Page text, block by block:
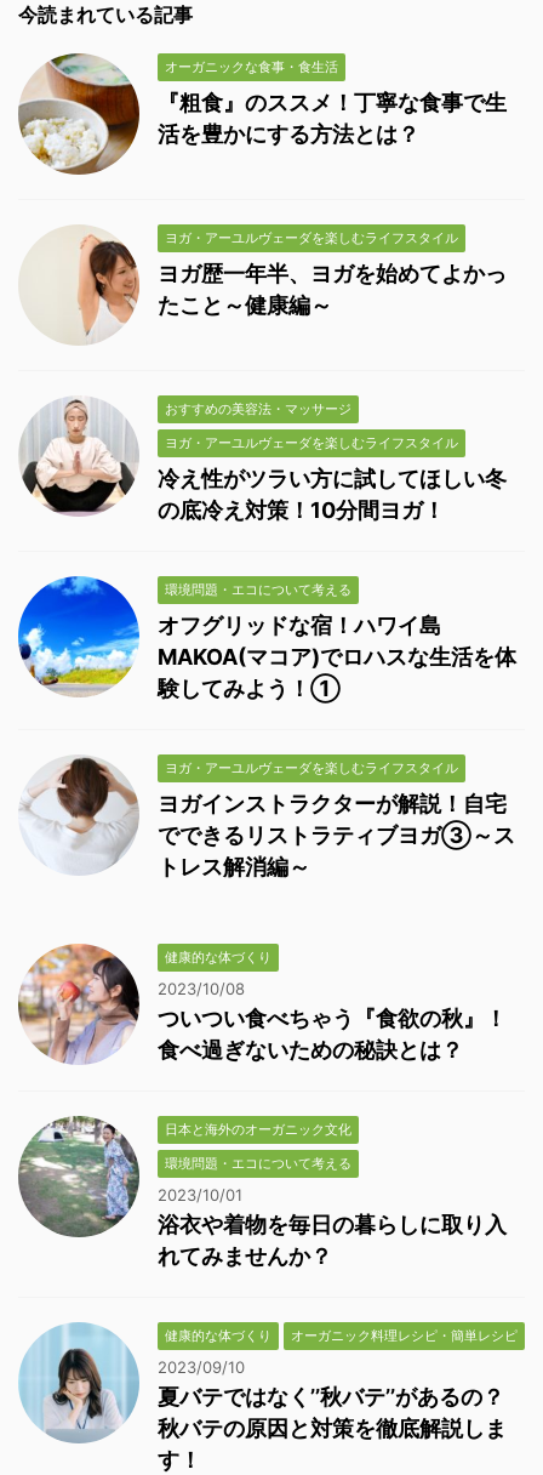
今読まれている記事
オーガニックな食事・食生活
『粗食』のススメ！丁寧な食事で生
活を豊かにする方法とは？
ヨガ・アーユルヴェーダを楽しむライフスタイル
ヨガ歴一年半、ヨガを始めてよかっ
たこと～健康編～
おすすめの美容法・マッサージ
ヨガ・アーユルヴェーダを楽しむライフスタイル
冷え性がツラい方に試してほしい冬
の底冷え対策！10分間ヨガ！
環境問題・エコについて考える
オフグリッドな宿！ハワイ島
MAKOA(マコア)でロハスな生活を体
験してみよう！①
ヨガ・アーユルヴェーダを楽しむライフスタイル
ヨガインストラクターが解説！自宅
でできるリストラティブヨガ③～ス
トレス解消編～
健康的な体づくり
2023/10/08
ついつい食べちゃう『食欲の秋』！
食べ過ぎないための秘訣とは？
日本と海外のオーガニック文化
環境問題・エコについて考える
2023/10/01
浴衣や着物を毎日の暮らしに取り入
れてみませんか？
健康的な体づくり オーガニック料理レシピ・簡単レシピ
2023/09/10
夏バテではなく’’秋バテ’’があるの？
秋バテの原因と対策を徹底解説しま
す！